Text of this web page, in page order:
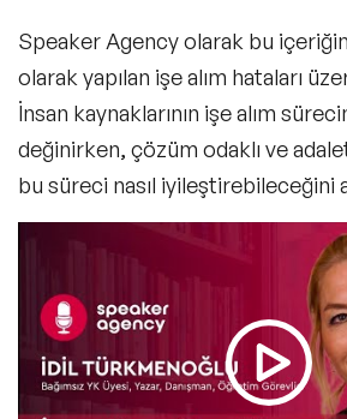
Speaker Agency olarak bu
olarak yapılan işe alım hataları
İnsan kaynaklarının işe alım
değinirken, çözüm odaklı ve
bu süreci nasıl iyileştirebileceğini